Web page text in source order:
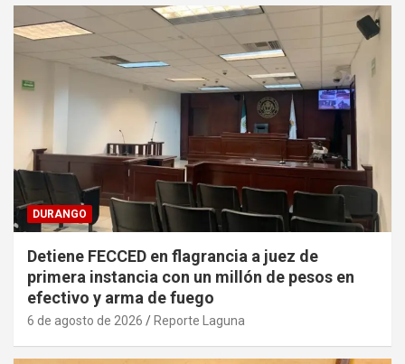
DURANGO
Detiene FECCED en flagrancia a juez de
primera instancia con un millón de pesos en
efectivo y arma de fuego
6 de agosto de 2026 Reporte Laguna